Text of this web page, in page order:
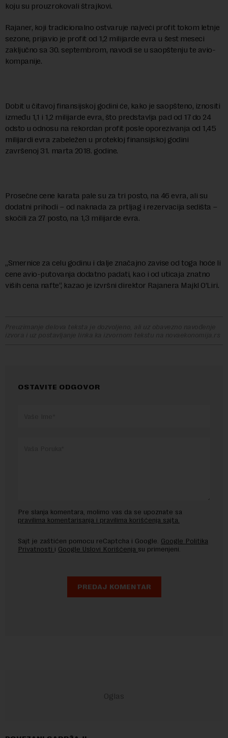
koju su prouzrokovali štrajkovi.
Rajaner, koji tradicionalno ostvaruje najveći profit tokom letnje
sezone, prijavio je profit od 1,2 milijarde evra u šest meseci
zaključno sa 30. septembrom, navodi se u saopštenju te avio-
kompanije.
Dobit u čitavoj finansijskoj godini će, kako je saopšteno, iznositi
između 1,1 i 1,2 milijarde evra, što predstavlja pad od 17 do 24
odsto u odnosu na rekordan profit posle oporezivanja od 1,45
milijardi evra zabeležen u protekloj finansijskoj godini
završenoj 31. marta 2018. godine.
Prosečne cene karata pale su za tri posto, na 46 evra, ali su
dodatni prihodi – od naknada za prtljag i rezervacija sedišta –
skočili za 27 posto, na 1,3 milijarde evra.
„Smernice za celu godinu i dalje značajno zavise od toga hoće li
cene avio-putovanja dodatno padati, kao i od uticaja znatno
viših cena nafte“, kazao je izvršni direktor Rajanera Majkl O’Liri.
Preuzimanje delova teksta je dozvoljeno, ali uz obavezno navođenje
izvora i uz postavljanje linka ka izvornom tekstu na novaekonomija.rs
OSTAVITE ODGOVOR
Pre slanja komentara, molimo vas da se upoznate sa
pravilima komentarisanja i pravilima korišćenja sajta.
Sajt je zaštićen pomocu reCaptcha i Google. Google Politika
Privatnosti i Google Uslovi Korišćenja su primenjeni.